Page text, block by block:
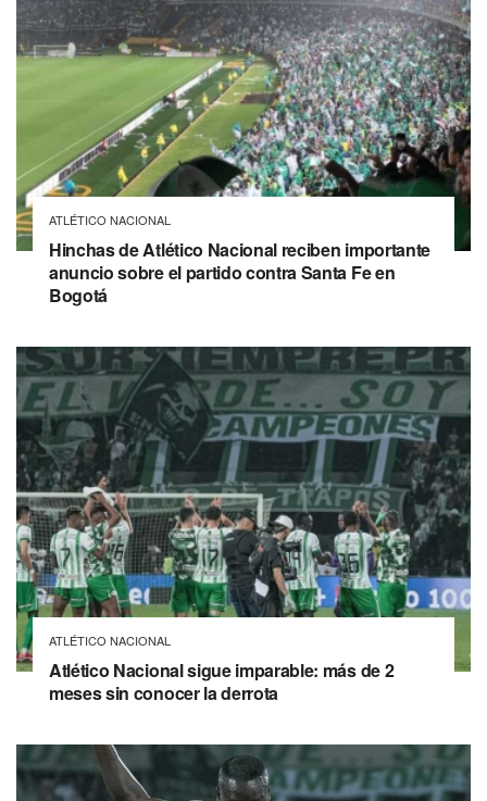
ATLÉTICO NACIONAL
Hinchas de Atlético Nacional reciben importante
anuncio sobre el partido contra Santa Fe en
Bogotá
ATLÉTICO NACIONAL
Atlético Nacional sigue imparable: más de 2
meses sin conocer la derrota